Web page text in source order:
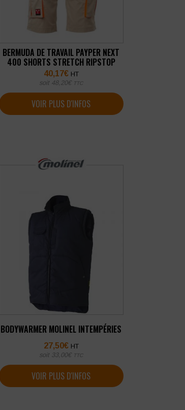
BERMUDA DE TRAVAIL PAYPER NEXT
400 SHORTS STRETCH RIPSTOP
40,17€ HT
soit 48,20€ TTC
VOIR PLUS D'INFOS
BODYWARMER MOLINEL INTEMPÉRIES
27,50€ HT
soit 33,00€ TTC
VOIR PLUS D'INFOS